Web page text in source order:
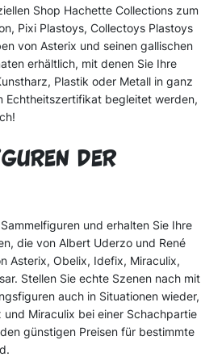
Shop Hachette Collections zum
Pixi Plastoys, Collectoys Plastoys
von Asterix und seinen gallischen
erhältlich, mit denen Sie Ihre
Plastik oder Metall in ganz
Echtheitszertifikat begleitet werden,
der
und erhalten Sie Ihre
die von Albert Uderzo und René
Asterix, Obelix, Idefix, Miraculix,
Stellen Sie echte Szenen nach mit
auch in Situationen wieder,
Miraculix bei einer Schachpartie
günstigen Preisen für bestimmte